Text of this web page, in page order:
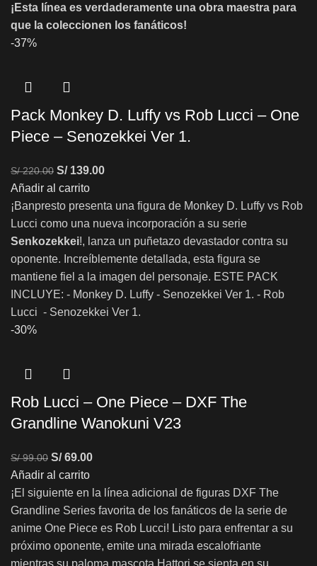
¡Esta línea es verdaderamente una obra maestra para
que la coleccionen los fanáticos!
-37%
Pack Monkey D. Luffy vs Rob Lucci – One
Piece – Senozekkei Ver 1.
S/220.00 S/139.00
Añadir al carrito
¡Banpresto presenta una figura de Monkey D. Luffy vs Rob
Lucci como una nueva incorporación a su serie
Senkozekkei!, lanza un puñetazo devastador contra su
oponente. Increíblemente detallada, esta figura se
mantiene fiel a la imagen del personaje. ESTE PACK
INCLUYE: - Monkey D. Luffy - Senozekkei Ver 1. - Rob
Lucci - Senozekkei Ver 1.
-30%
Rob Lucci – One Piece – DXF The
Grandline Wanokuni V23
S/99.00 S/69.00
Añadir al carrito
¡El siguiente en la línea adicional de figuras DXF The
Grandline Series favorita de los fanáticos de la serie de
anime One Piece es Rob Lucci! Listo para enfrentar a su
próximo oponente, emite una mirada escalofriante
mientras su paloma mascota Hattori se sienta en su